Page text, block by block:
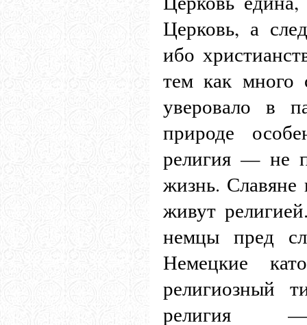
Церковь, а
ибо
тем как много
уверовало в
природе
религия — не
жизнь. Славяне
живут
немцы пред
Немецкие
религиозный
религия